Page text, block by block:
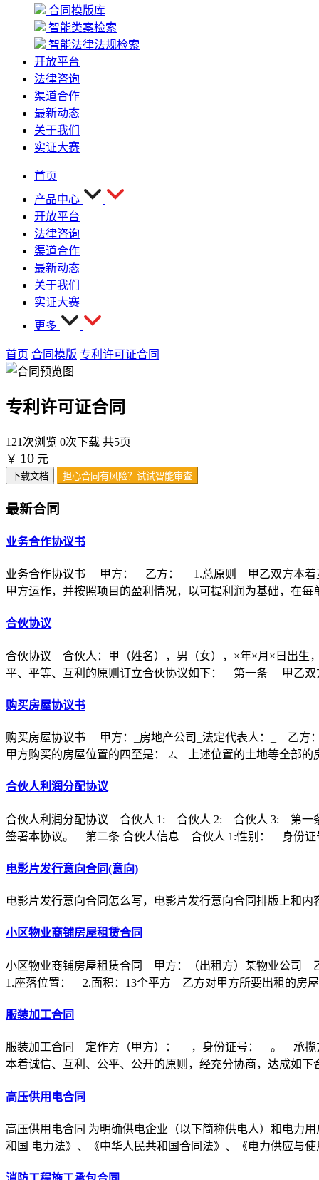
合同模版库
智能类案检索
智能法律法规检索
开放平台
法律咨询
渠道合作
最新动态
关于我们
实证大赛
首页
产品中心
开放平台
法律咨询
渠道合作
最新动态
关于我们
实证大赛
更多
首页 合同模版 专利许可证合同
专利许可证合同
121次浏览 0次下载 共5页
￥ 10 元
下载文档 担心合同有风险？试试智能审查
最新合同
业务合作协议书
业务合作协议书 甲方： 乙方： 1.总原则 甲乙双方本着互
甲方运作，并按照项目的盈利情况，以可提利润为基础，在每
合伙协议
合伙协议 合伙人：甲（姓名），男（女），×年×月×日出
平、平等、互利的原则订立合伙协议如下： 第一条 甲乙双
购买房屋协议书
购买房屋协议书 甲方：_房地产公司_法定代表人：_ 乙方
甲方购买的房屋位置的四至是： 2、 上述位置的土地等全部的
合伙人利润分配协议
合伙人利润分配协议 合伙人 1: 合伙人 2: 合伙人 3: 第一条
签署本协议。 第二条 合伙人信息 合伙人 1:性别： 身份
电影片发行意向合同(意向)
电影片发行意向合同怎么写，电影片发行意向合同排版上和
小区物业商铺房屋租赁合同
小区物业商铺房屋租赁合同 甲方：（出租方）某物业公司
1.座落位置： 2.面积：13个平方 乙方对甲方所要出租的房
服装加工合同
服装加工合同 定作方（甲方）： ，身份证号： 。 承揽
本着诚信、互利、公平、公开的原则，经充分协商，达成如下
高压供用电合同
高压供用电合同 为明确供电企业（以下简称供电人）和电力
和国 电力法》、《中华人民共和国合同法》、《电力供应与